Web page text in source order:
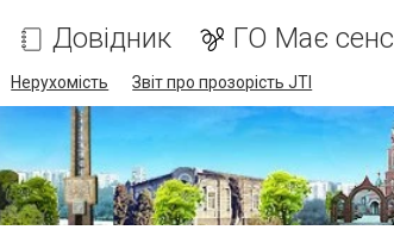
Довідник ГО Має сенс
Нерухомість Звіт про прозорість JTI